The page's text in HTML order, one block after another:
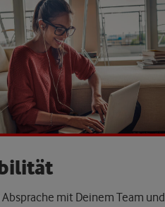
mit Deinem Team und